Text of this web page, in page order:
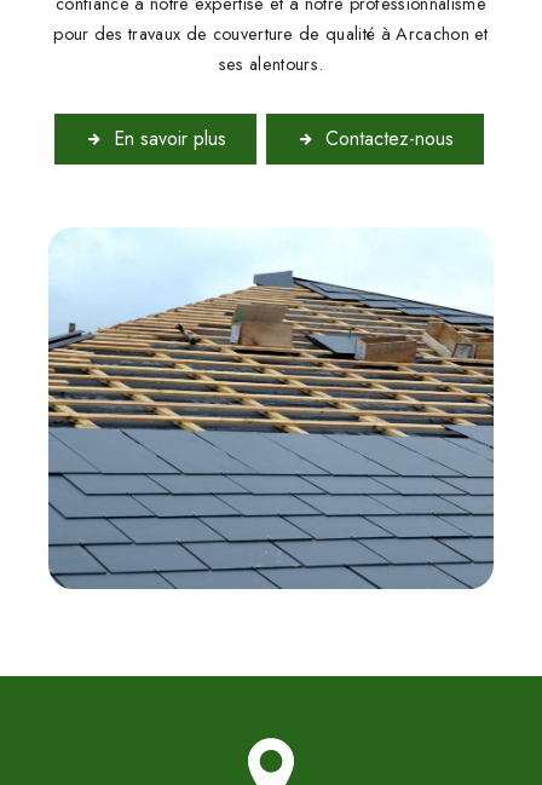
pour des travaux de couverture de qualité à Arcachon et
ses alentours.
En savoir plus Contactez-nous